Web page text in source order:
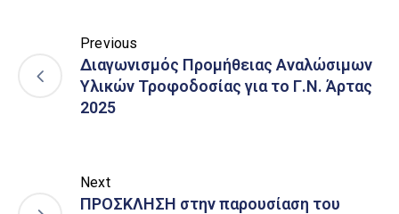
Previous
Διαγωνισμός Προμήθειας Αναλώσιμων
Υλικών Τροφοδοσίας για το Γ.Ν. Άρτας
2025
Next
ΠΡΟΣΚΛΗΣΗ στην παρουσίαση του